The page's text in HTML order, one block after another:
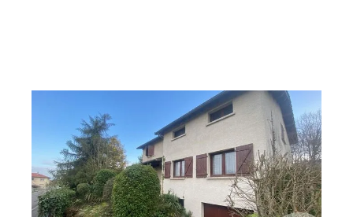
L UNION 31
2, 7 pièces
Ref : 75229
Maison à vendre
318 000 €